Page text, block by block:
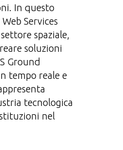
In questo
Services
spaziale,
soluzioni
Ground
tempo reale e
tecnologica
nel